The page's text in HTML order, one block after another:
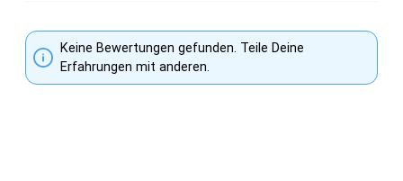
Keine Bewertungen gefunden. Teile Deine
Erfahrungen mit anderen.